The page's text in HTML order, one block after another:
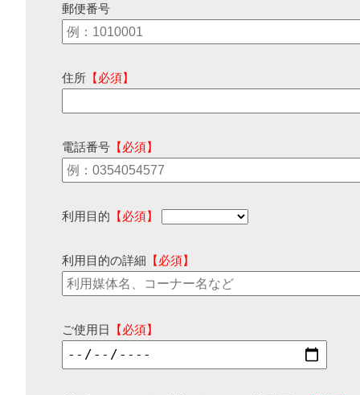
郵便番号
住所 【必須】
電話番号 【必須】
利用目的 【必須】
利用目的の詳細 【必須】
ご使用日 【必須】